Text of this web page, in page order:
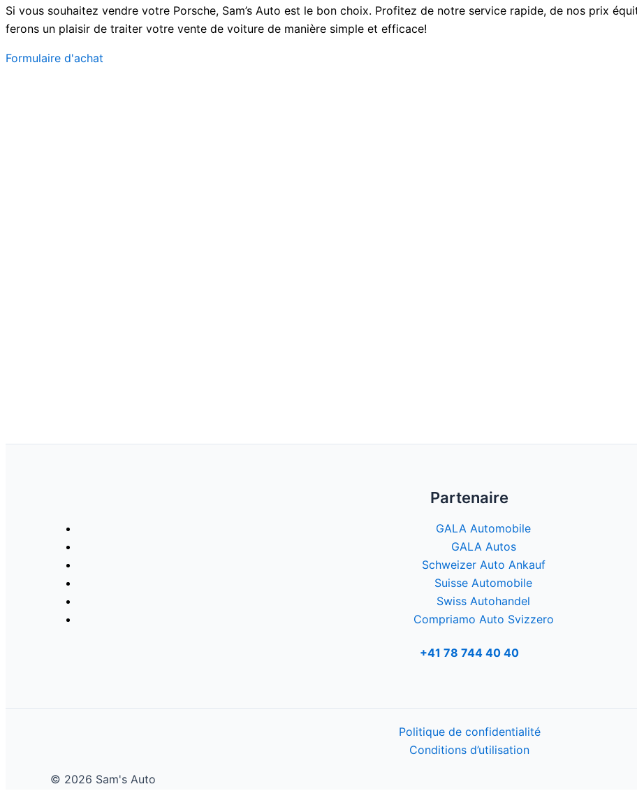
Si vous souhaitez vendre votre Porsche, Sam’s Auto est le bon choix. Profitez de notre service rapide, de nos prix
ferons un plaisir de traiter votre vente de voiture de manière simple et efficace!
Formulaire d'achat
Partenaire
GALA Automobile
GALA Autos
Schweizer Auto Ankauf
Suisse Automobile
Swiss Autohandel
Compriamo Auto Svizzero
+41 78 744 40 40
Politique de confidentialité
Conditions d’utilisation
© 2026 Sam's Auto